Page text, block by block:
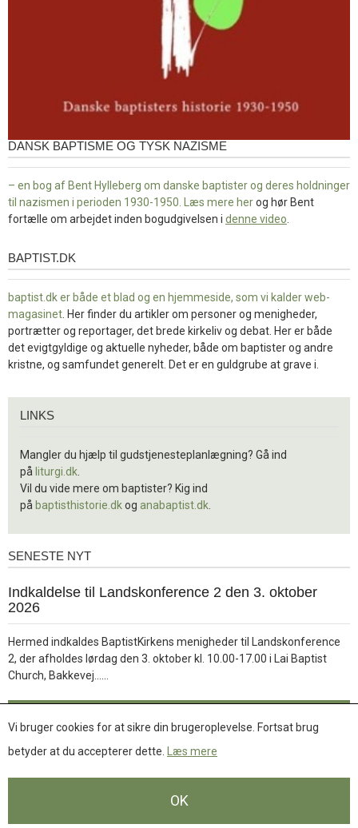
DANSK BAPTISME OG TYSK NAZISME
– en bog af Bent Hylleberg om danske baptister og deres holdninger
til nazismen i perioden 1930-1950. Læs mere herog hør Bent
fortælle om arbejdet inden bogudgivelsen i denne video
baptist.dk
BAPTIST.DK
baptist.dk er både et blad og en hjemmeside, som vi kalder web-
magasinet . Her finder du artikler om personer og menigheder,
portrætter og reportager, det brede kirkeliv og debat. Her er både
det evigtgyldige og aktuelle nyheder, både om baptister og andre
kristne, og samfundet generelt. Det er en guldgrube at grave i.
LINKS
Mangler du hjælp til gudstjenesteplanlægning? Gå ind
på liturgi.dk
Vil du vide mere om baptister? Kig ind
på baptisthistorie.dkog anabaptist.dk
Seneste
SENESTE NYT
1.
jul.
Indkaldelse til Landskonference 2 den 3. oktober
2026
Hermed indkaldes BaptistKirkens menigheder til Landskonference
2, der afholdes lørdag den 3. oktober kl. 10.00-17.00 i Lai Baptist
Church, Bakkevej……
Læs mere
Vi bruger cookies for at sikre din brugeroplevelse. Fortsat brug
betyder at du accepterer dette.
Læs mere
OK